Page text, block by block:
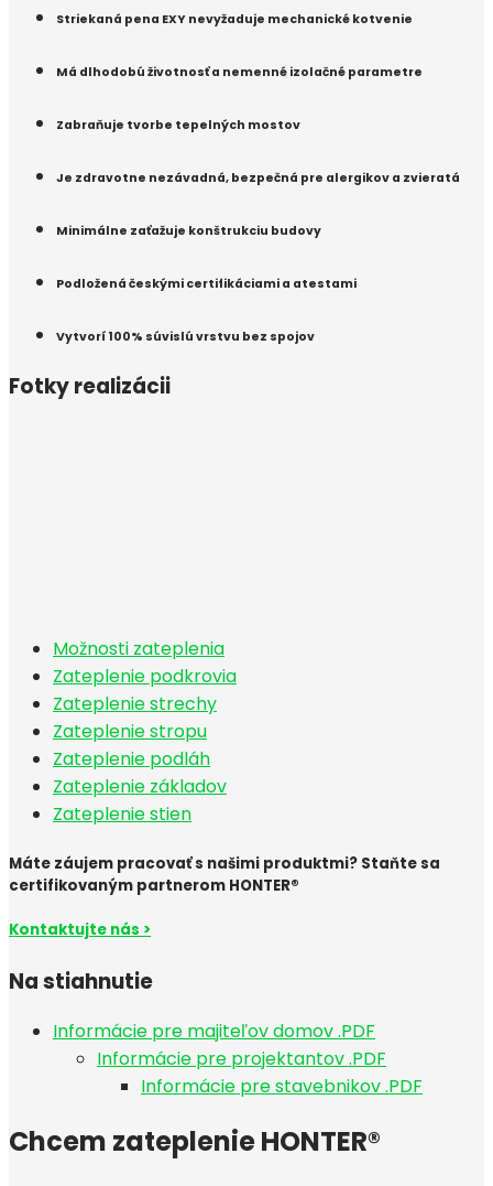
Striekaná pena EXY nevyžaduje mechanické kotvenie
Má dlhodobú životnosť a nemenné izolačné parametre
Zabraňuje tvorbe tepelných mostov
Je zdravotne nezávadná, bezpečná pre alergikov a zvieratá
Minimálne zaťažuje konštrukciu budovy
Podložená českými certifikáciami a atestami
Vytvorí 100% súvislú vrstvu bez spojov
Fotky realizácii
Možnosti zateplenia
Zateplenie podkrovia
Zateplenie strechy
Zateplenie stropu
Zateplenie podláh
Zateplenie základov
Zateplenie stien
Máte záujem pracovať s našimi produktmi? Staňte sa
certifikovaným partnerom HONTER®
Kontaktujte nás >
Na stiahnutie
Informácie pre majiteľov domov .PDF
Informácie pre projektantov .PDF
Informácie pre stavebnikov .PDF
Chcem zateplenie HONTER®